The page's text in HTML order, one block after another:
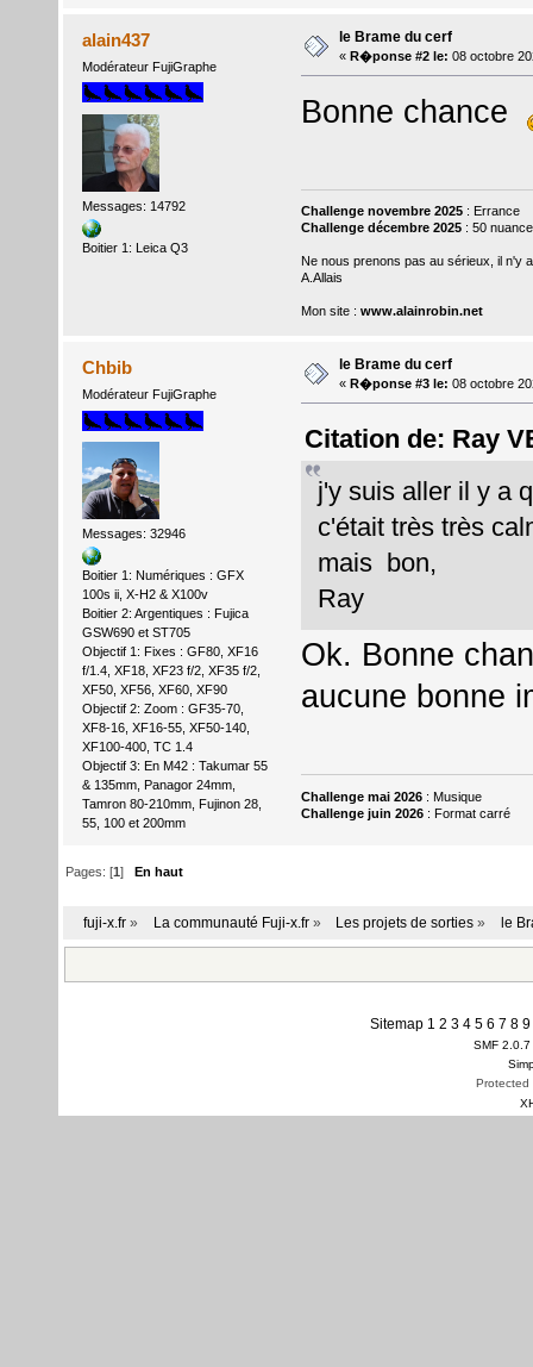
alain437
Modérateur FujiGraphe
Messages: 14792
Boitier 1: Leica Q3
le Brame du cerf
« R�ponse #2 le: 08 octobre
Bonne chance
Challenge novembre 2025: Errance
Challenge décembre 2025: 50
Ne nous prenons pas au sérieux, il n'y
A.Allais
Mon site : www.alainrobin.net
Chbib
Modérateur FujiGraphe
Messages: 32946
Boitier 1: Numériques : GFX
100s ii, X-H2 & X100v
Boitier 2: Argentiques : Fujica
GSW690 et ST705
Objectif 1: Fixes : GF80, XF16
f/1.4, XF18, XF23 f/2, XF35 f/2,
XF50, XF56, XF60, XF90
Objectif 2: Zoom : GF35-70,
XF8-16, XF16-55, XF50-140,
XF100-400, TC 1.4
Objectif 3: En M42 : Takumar 55
& 135mm, Panagor 24mm,
Tamron 80-210mm, Fujinon 28,
55, 100 et 200mm
le Brame du cerf
« R�ponse #3 le: 08 octobre
Citation de: Ray
j'y suis aller il y a
c'était très très
mais bon,
Ray
Ok. Bonne
aucune bonne
Challenge mai 2026: Musique
Challenge juin 2026: Format carré
Pages: [1]En haut
fuji-x.fr » La communauté Fuji-x.fr» Les projets de sorties » le
Sitemap 1 2 3 4 5 6 7 8 9
SMF 2.0.7